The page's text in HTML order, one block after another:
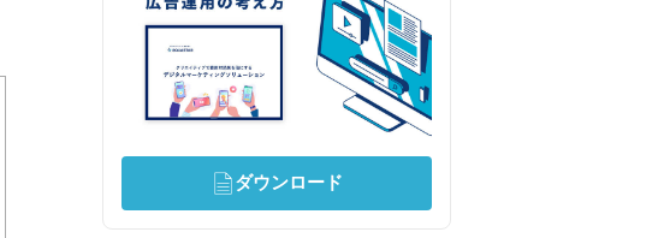
ダウンロード